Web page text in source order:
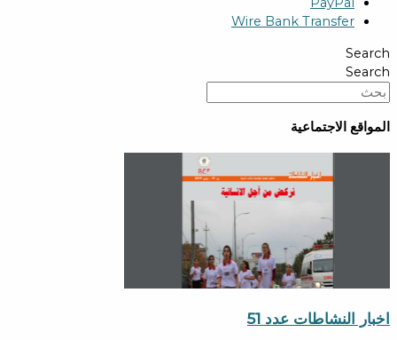
Wire Bank Transfer
Search
Search
المواقع الاجتماعية
اخبار النشاطات عدد 51